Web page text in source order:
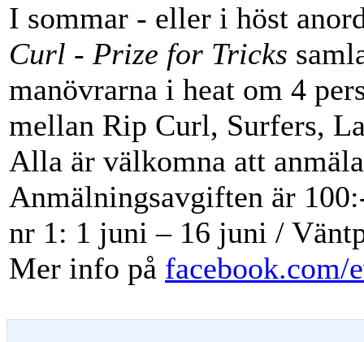
I sommar - eller i höst
Curl - Prize for Tricks
manövrarna i heat om 4
mellan Rip Curl, Surfers,
Alla är välkomna att
Anmälningsavgiften är
nr 1: 1 juni – 16 juni /
Mer info på facebook.com/